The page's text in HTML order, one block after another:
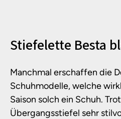
Stiefelette Besta
Manchmal erschaffen die
Schuhmodelle, welche
Saison solch ein Schuh.
Übergangsstiefel sehr